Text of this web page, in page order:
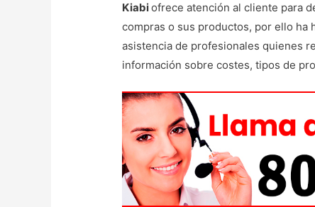
Kiabiofrece atención al cliente para
compras o sus productos, por ello ha
asistencia de profesionales quienes
información sobre costes, tipos de